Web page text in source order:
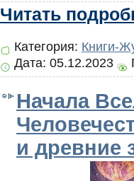
Читать
Категория: Книги-
Дата: 05.12.2023
Начала
и древние